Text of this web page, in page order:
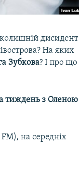
дисидент
На яких
Зубкова? І про що
тиждень з Оленою
на середніх